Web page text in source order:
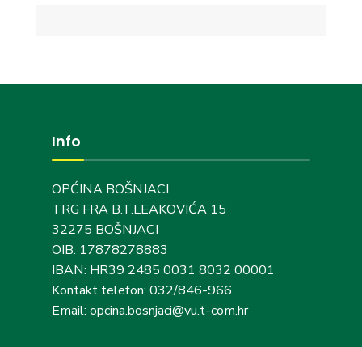
Info
OPĆINA BOŠNJACI
TRG FRA B.T.LEAKOVIĆA 15
32275 BOŠNJACI
OIB: 17878278883
IBAN: HR39 2485 0031 8032 00001
Kontakt telefon: 032/846-966
Email: opcina.bosnjaci@vu.t-com.hr